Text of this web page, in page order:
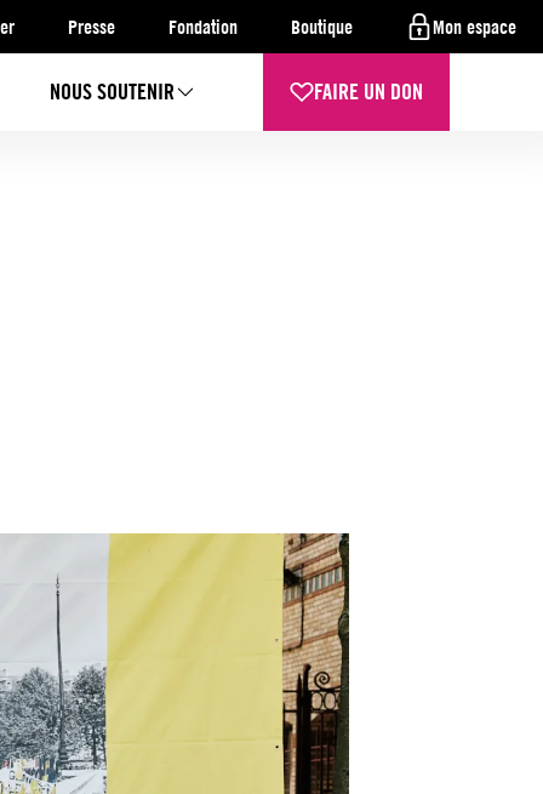
Presse Fondation Boutique Mon espace
NOUS SOUTENIR FAIRE UN DON